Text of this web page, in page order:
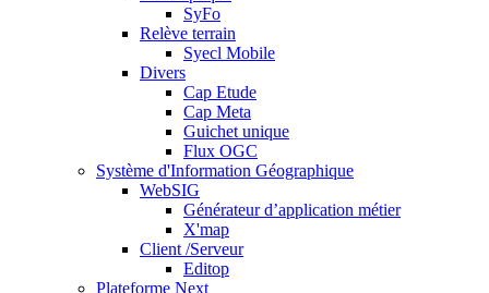
SyFo
Relève terrain
Syecl Mobile
Divers
Cap Etude
Cap Meta
Guichet unique
Flux OGC
Système d'Information Géographique
WebSIG
Générateur d’application métier
X'map
Client /Serveur
Editop
Plateforme Next